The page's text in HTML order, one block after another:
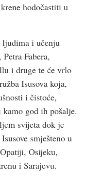
hodočastiti u
ljudima i učenju
Fabera,
i druge te će vrlo
Isusova koja,
i čistoće,
god ih pošalje.
svijeta dok je
smješteno u
Osijeku,
i Sarajevu.